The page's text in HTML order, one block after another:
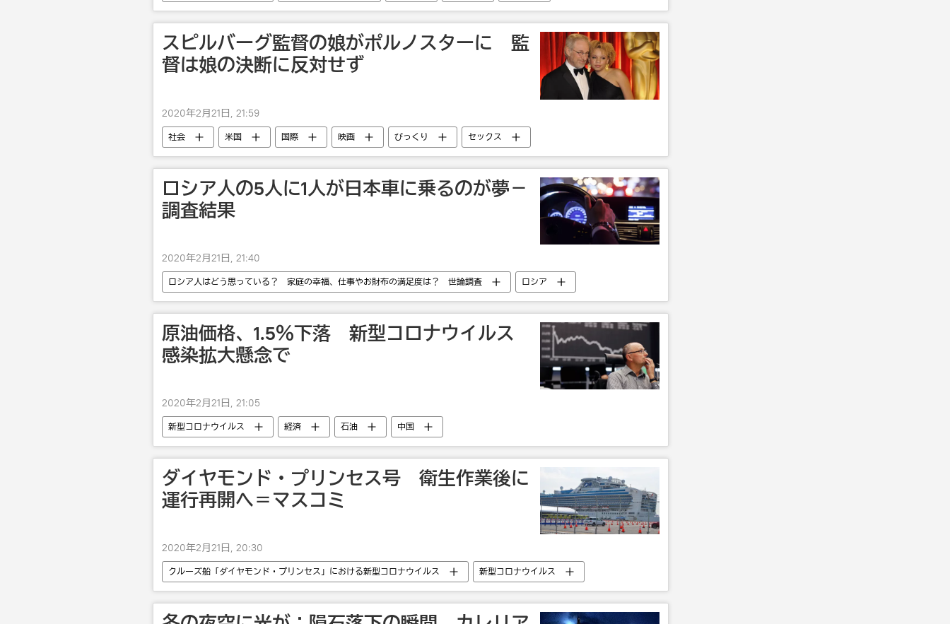
スピルバーグ監督の娘がポルノスターに 監
督は娘の決断に反対せず
2020年2月21日, 21:59
社会 米国 国際 映画 びっくり セックス
ロシア人の5人に1人が日本車に乗るのが夢－
調査結果
2020年2月21日, 21:40
ロシア人はどう思っている？ 家庭の幸福、仕事やお財布の満足度は？ 世論調査
ロシア
国際
自動車
原油価格、1.5％下落 新型コロナウイルス
感染拡大懸念で
2020年2月21日, 21:05
新型コロナウイルス 経済 石油 中国
ダイヤモンド・プリンセス号 衛生作業後に
運行再開へ＝マスコミ
2020年2月21日, 20:30
クルーズ船「ダイヤモンド・プリンセス」における新型コロナウイルス
新型コロナウイルス
国際
社会 病気 災害・事故・事件